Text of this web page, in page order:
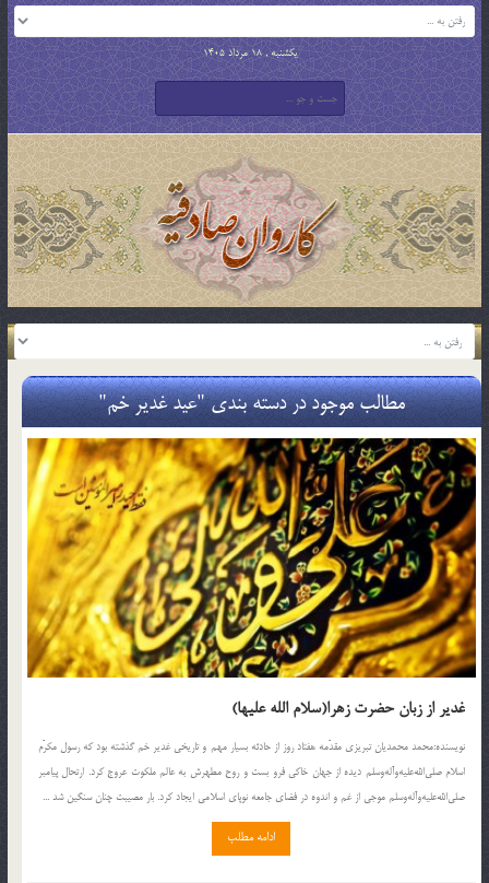
یکشنبه , 18 مرداد 1405
مطالب موجود در دسته بندی "عید غدیر خم"
غدیر از زبان حضرت زهرا(سلام الله علیها)
نويسنده:محمد محمدیان تبریزی مقدّمه هفتاد روز از حادثه بسیار مهم و تاریخی غدیر خم گذشته بود که رسول مکرّم
اسلام صلی‌الله‌علیه‌و‌آله‌وسلم دیده از جهان خاکی فرو بست و روح مطهرش به عالم ملکوت عروج کرد. ارتحال پیامبر
صلی‌الله‌علیه‌و‌آله‌وسلم موجی از غم و اندوه در فضای جامعه نوپای اسلامی ایجاد کرد. بار مصیبت چنان سنگین شد ...
ادامه مطلب